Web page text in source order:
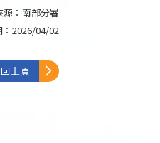
： 南部分署
2026/04/02
回上頁